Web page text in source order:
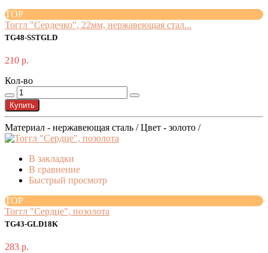
TOP
Тоггл "Сердечко", 22мм, нержавеющая стал...
TG48-SSTGLD
210 р.
Кол-во
Купить
Материал - нержавеющая сталь / Цвет - золото /
В закладки
В сравнение
Быстрый просмотр
TOP
Тоггл "Сердце", позолота
TG43-GLD18K
283 р.